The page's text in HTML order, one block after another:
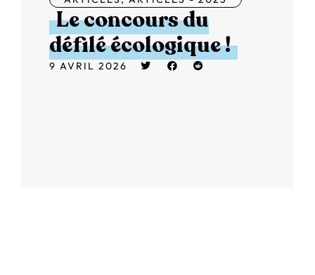
Le concours du
défilé écologique !
9 AVRIL 2026